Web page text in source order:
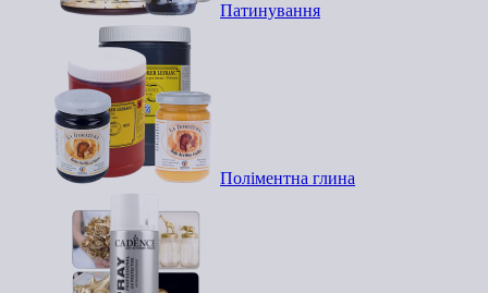
Патинування
Поліментна глина